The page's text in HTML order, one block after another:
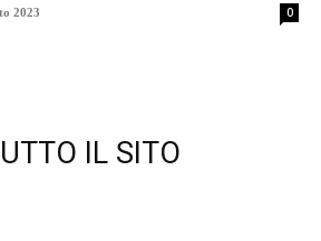
2023 0
IL SITO